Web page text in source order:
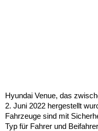
Hyundai Venue, das
2. Juni 2022 hergestellt
Fahrzeuge sind mit
Typ für Fahrer und